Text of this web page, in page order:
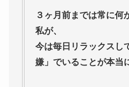
３ヶ月前までは常に何
私が、
今は毎日リラックスし
嫌」でいることが本当